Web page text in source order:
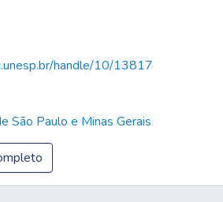
handle/10/13817
São Paulo e Minas Gerais